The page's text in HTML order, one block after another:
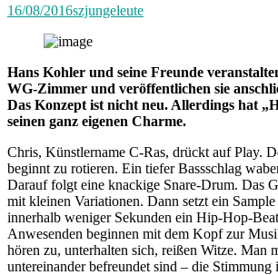
16/08/2016szjungeleute
Hans Kohler und seine Freunde
WG-Zimmer und veröffentlichen sie
Das Konzept ist nicht neu. Allerdings hat
seinen ganz eigenen Charme.
Chris, Künstlername C-Ras, drückt auf Play.
beginnt zu rotieren. Ein tiefer Bassschlag
Darauf folgt eine knackige Snare-Drum. Das
mit kleinen Variationen. Dann setzt ein
innerhalb weniger Sekunden ein Hip-Hop-
Anwesenden beginnen mit dem Kopf zur
hören zu, unterhalten sich, reißen Witze. Man
untereinander befreundet sind – die Stimmung